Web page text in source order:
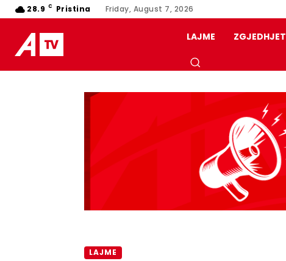
28.9 C Pristina Friday, August 7, 2026
LAJME ZGJEDHJET
LAJME